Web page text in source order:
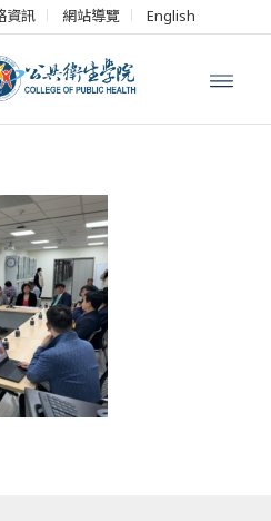
資訊 網站導覽 English